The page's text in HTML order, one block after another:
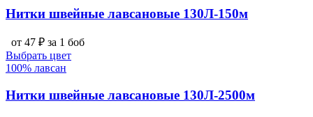
Нитки швейные лавсановые 130Л-150м
от 47 ₽ за 1 боб
Выбрать цвет
100% лавсан
Нитки швейные лавсановые 130Л-2500м